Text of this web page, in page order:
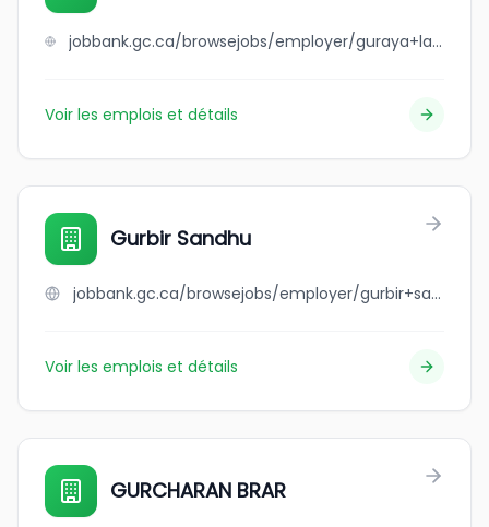
jobbank.gc.ca/browsejobs/employer/guraya+law+professional+corporation/ca
Voir les emplois et détails
Gurbir Sandhu
jobbank.gc.ca/browsejobs/employer/gurbir+sandhu/ca
Voir les emplois et détails
GURCHARAN BRAR